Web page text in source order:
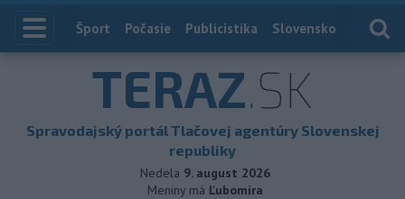
Index
Šport Počasie Publicistika Slovensko
TERAZ.SK
Spravodajský portál Tlačovej agentúry Slovenskej
republiky
Nedela 9. august 2026
Meniny má Ľubomíra